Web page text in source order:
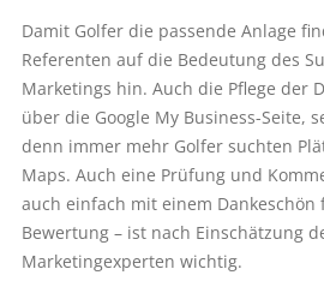
Damit Golfer die passende Anlage
Referenten auf die Bedeutung des
Marketings hin. Auch die Pflege der
über die Google My Business-Seite,
denn immer mehr Golfer suchten
Maps. Auch eine Prüfung und
auch einfach mit einem Dankeschön
Bewertung – ist nach Einschätzung
Marketingexperten wichtig.